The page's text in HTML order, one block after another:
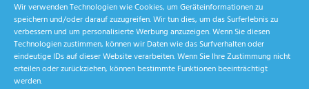
Wir verwenden Technologien wie Cookies, um Geräteinformationen zu
speichern und/oder darauf zuzugreifen. Wir tun dies, um das Surferlebnis zu
verbessern und um personalisierte Werbung anzuzeigen. Wenn Sie diesen
Technologien zustimmen, können wir Daten wie das Surfverhalten oder
eindeutige IDs auf dieser Website verarbeiten. Wenn Sie Ihre Zustimmung nicht
erteilen oder zurückziehen, können bestimmte Funktionen beeinträchtigt
werden.